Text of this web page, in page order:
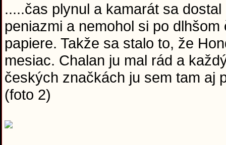
.....čas plynul a kamarát sa
peniazmi a nemohol si po
papiere. Takže sa stalo to, že
mesiac. Chalan ju mal rád a
českých značkách ju sem tam aj
(foto 2)